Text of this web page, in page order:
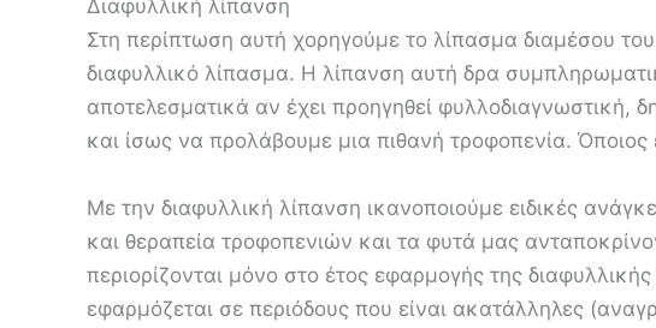
Διαφυλλική λίπανση
Στη περίπτωση αυτή χορηγούμε το λίπασμα διαμέσου
διαφυλλικό λίπασμα. Η λίπανση αυτή δρα
αποτελεσματικά αν έχει προηγηθεί
και ίσως να προλάβουμε μια πιθανή τροφοπενία. Όποιος
Με την διαφυλλική λίπανση ικανοποιούμε ειδικές
και θεραπεία τροφοπενιών και τα φυτά μας
περιορίζονται μόνο στο έτος εφαρμογής της
εφαρμόζεται σε περιόδους που είναι ακατάλληλες